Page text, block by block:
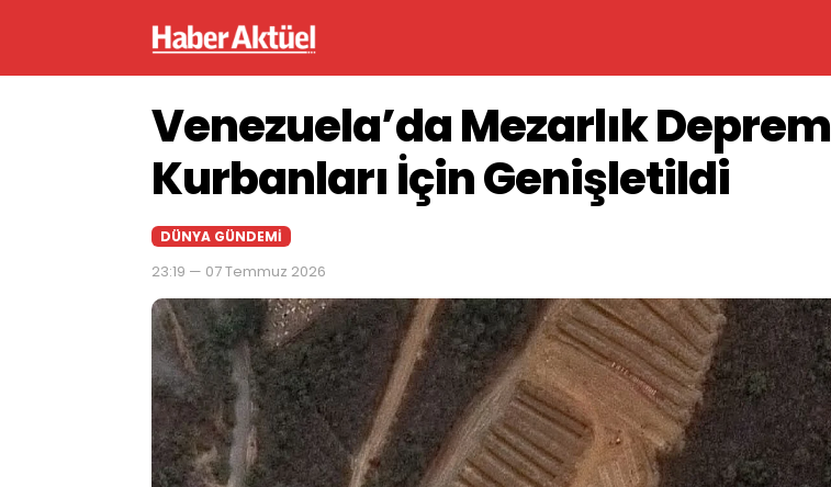
Venezuela’da Mezarlık Deprem
Kurbanları İçin Genişletildi
DÜNYA GÜNDEMI
23:19 — 07 Temmuz 2026